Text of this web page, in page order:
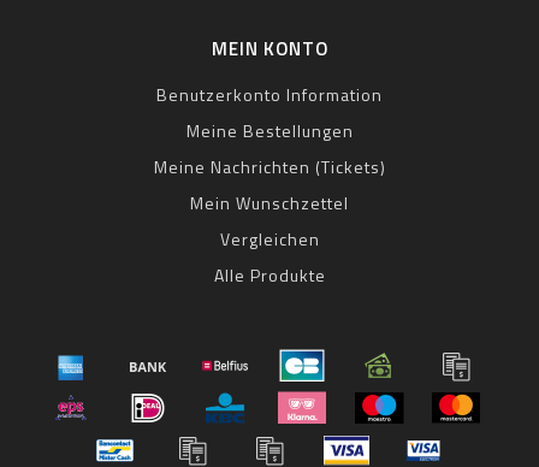
MEIN KONTO
Benutzerkonto Information
Meine Bestellungen
Meine Nachrichten (Tickets)
Mein Wunschzettel
Vergleichen
Alle Produkte